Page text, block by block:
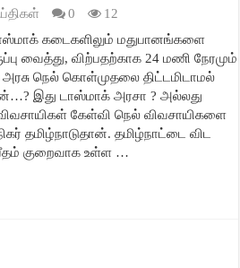
0
12
கடைகளிலும் மதுபானங்களை
வைத்து, விற்பதற்காக 24 மணி நேரமும்
அரசு நெல் கொள்முதலை திட்டமிடாமல்
இது டாஸ்மாக் அரசா ? அல்லது
கேள்வி நெல் விவசாயிகளை
தமிழ்நாடுதான். தமிழ்நாட்டை விட
குறைவாக உள்ள …